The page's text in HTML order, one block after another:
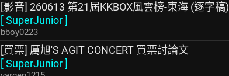
[影音] 260613 第21屆KKBOX風雲榜-東海 (逐字稿)
[SuperJunior]
bboy0223
[買票] 厲旭'S AGIT CONCERT 買票討論文
[SuperJunior]